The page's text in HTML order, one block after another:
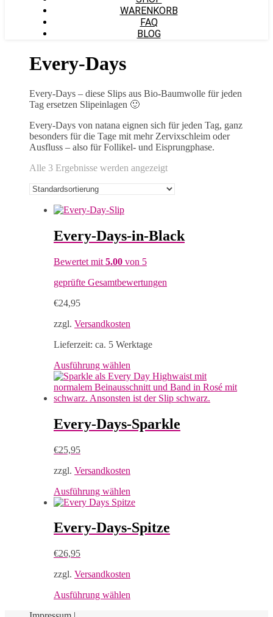
WARENKORB
FAQ
BLOG
Every-Days
Every-Days – diese Slips aus Bio-Baumwolle für jeden
Tag ersetzen Slipeinlagen 🙂
Every-Days von natana eignen sich für jeden Tag, ganz
besonders für die Tage mit mehr Zervixschleim oder
Ausfluss – also für Follikel- und Eisprungphase.
Alle 3 Ergebnisse werden angezeigt
Every-Days-in-Black
Bewertet mit 5.00 von 5
geprüfte Gesamtbewertungen
€24,95
zzgl. Versandkosten
Lieferzeit: ca. 5 Werktage
Ausführung wählen
Produkt
weist
mehrere
auf.
Die
der
gewählt
werden
Every-Days-Sparkle
€25,95
zzgl. Versandkosten
Ausführung wählen
Produkt
mehrere
Varianten
können
der
Every-Days-Spitze
€26,95
zzgl. Versandkosten
Ausführung wählen